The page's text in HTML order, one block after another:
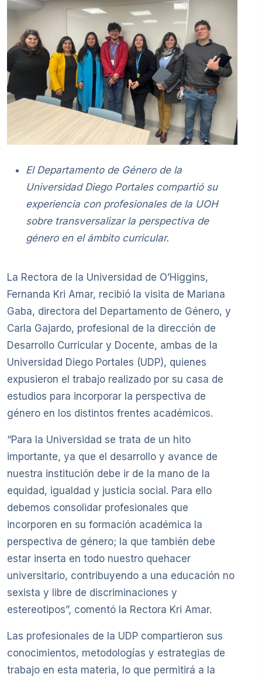
El Departamento de Género de la
Universidad Diego Portales compartió su
experiencia con profesionales de la UOH
sobre transversalizar la perspectiva de
género en el ámbito curricular.
La Rectora de la Universidad de O’Higgins,
Fernanda Kri Amar, recibió la visita de Mariana
Gaba, directora del Departamento de Género, y
Carla Gajardo, profesional de la dirección de
Desarrollo Curricular y Docente, ambas de la
Universidad Diego Portales (UDP), quienes
expusieron el trabajo realizado por su casa de
estudios para incorporar la perspectiva de
género en los distintos frentes académicos.
“Para la Universidad se trata de un hito
importante, ya que el desarrollo y avance de
nuestra institución debe ir de la mano de la
equidad, igualdad y justicia social. Para ello
debemos consolidar profesionales que
incorporen en su formación académica la
perspectiva de género; la que también debe
estar inserta en todo nuestro quehacer
universitario, contribuyendo a una educación no
sexista y libre de discriminaciones y
estereotipos”, comentó la Rectora Kri Amar.
Las profesionales de la UDP compartieron sus
conocimientos, metodologías y estrategias de
trabajo en esta materia, lo que permitirá a la